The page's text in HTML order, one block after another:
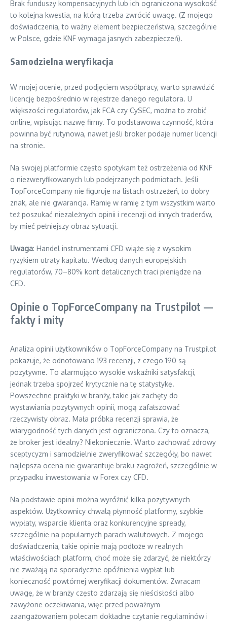
Brak funduszy kompensacyjnych lub ich ograniczona wysokość
to kolejna kwestia, na którą trzeba zwrócić uwagę. (Z mojego
doświadczenia, to ważny element bezpieczeństwa, szczególnie
w Polsce, gdzie KNF wymaga jasnych zabezpieczeń).
Samodzielna weryfikacja
W mojej ocenie, przed podjęciem współpracy, warto sprawdzić
licencję bezpośrednio w rejestrze danego regulatora. U
większości regulatorów, jak FCA czy CySEC, można to zrobić
online, wpisując nazwę firmy. To podstawowa czynność, która
powinna być rutynowa, nawet jeśli broker podaje numer licencji
na stronie.
Na swojej platformie często spotykam też ostrzeżenia od KNF
o niezweryfikowanych lub podejrzanych podmiotach. Jeśli
TopForceCompany nie figuruje na listach ostrzeżeń, to dobry
znak, ale nie gwarancja. Ramię w ramię z tym wszystkim warto
też poszukać niezależnych opinii i recenzji od innych traderów,
by mieć pełniejszy obraz sytuacji.
Uwaga: Handel instrumentami CFD wiąże się z wysokim
ryzykiem utraty kapitału. Według danych europejskich
regulatorów, 70–80% kont detalicznych traci pieniądze na
CFD.
Opinie o TopForceCompany na Trustpilot —
fakty i mity
Analiza opinii użytkowników o TopForceCompany na Trustpilot
pokazuje, że odnotowano 193 recenzji, z czego 190 są
pozytywne. To alarmująco wysokie wskaźniki satysfakcji,
jednak trzeba spojrzeć krytycznie na tę statystykę.
Powszechne praktyki w branży, takie jak zachęty do
wystawiania pozytywnych opinii, mogą zafałszować
rzeczywisty obraz. Mała próbka recenzji sprawia, że
wiarygodność tych danych jest ograniczona. Czy to oznacza,
że broker jest idealny? Niekoniecznie. Warto zachować zdrowy
sceptycyzm i samodzielnie zweryfikować szczegóły, bo nawet
najlepsza ocena nie gwarantuje braku zagrożeń, szczególnie w
przypadku inwestowania w Forex czy CFD.
Na podstawie opinii można wyróżnić kilka pozytywnych
aspektów. Użytkownicy chwalą płynność platformy, szybkie
wypłaty, wsparcie klienta oraz konkurencyjne spready,
szczególnie na popularnych parach walutowych. Z mojego
doświadczenia, takie opinie mają podłoże w realnych
właściwościach platform, choć może się zdarzyć, że niektórzy
nie zważają na sporadyczne opóźnienia wypłat lub
konieczność powtórnej weryfikacji dokumentów. Zwracam
uwagę, że w branży często zdarzają się nieścisłości albo
zawyżone oczekiwania, więc przed poważnym
zaangażowaniem polecam dokładne czytanie regulaminów i